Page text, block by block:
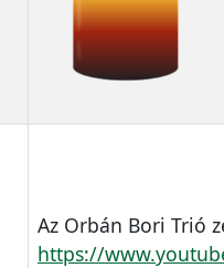
Az Orbán Bori Trió
https://